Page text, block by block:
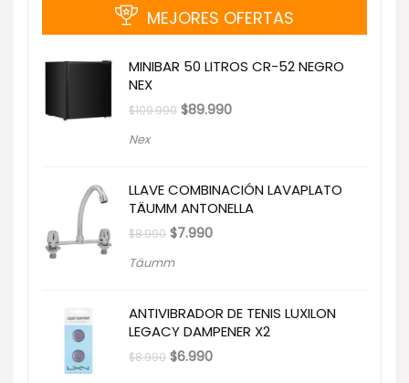
MEJORES OFERTAS
MINIBAR 50 LITROS CR-52 NEGRO
NEX
$109.990 El
$89.990El
Nex
LLAVE COMBINACIÓN LAVAPLATO
TÄUMM ANTONELLA
$8.990 El
original
era:
$7.990El
Täumm
ANTIVIBRADOR DE TENIS LUXILON
LEGACY DAMPENER X2
$8.990 El
$6.990El